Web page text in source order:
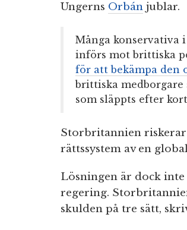
Ungerns Orbán jublar.
Många konservativa
införs mot brittiska
för att bekämpa den
brittiska
som släppts efter
Storbritannien
rättssystem av en
Lösningen är dock
regering.
skulden på tre sätt,